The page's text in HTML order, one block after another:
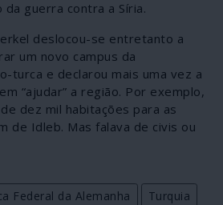
guerra contra a Síria.
deslocou-se entretanto a
um novo campus da
turca e declarou mais uma vez a
“ajudar” a região. Por exemplo,
dez mil habitações para as
de Idleb. Mas falava de civis ou
Federal da Alemanha
Turquia